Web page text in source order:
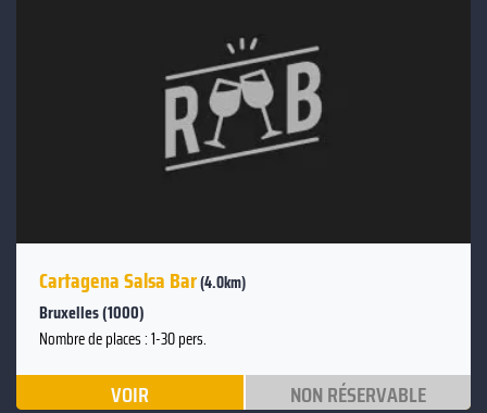
Cartagena Salsa Bar(4.0km)
Bruxelles (1000)
Nombre de places : 1-30 pers.
VOIR NON RÉSERVABLE